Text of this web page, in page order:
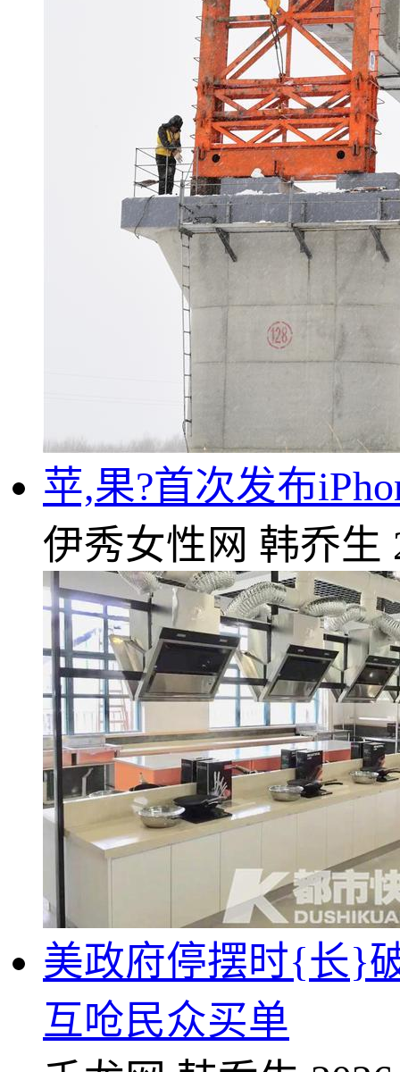
苹,果?首次发布
伊秀女性网 韩乔生
美政府停摆时{长}
互呛民众买单